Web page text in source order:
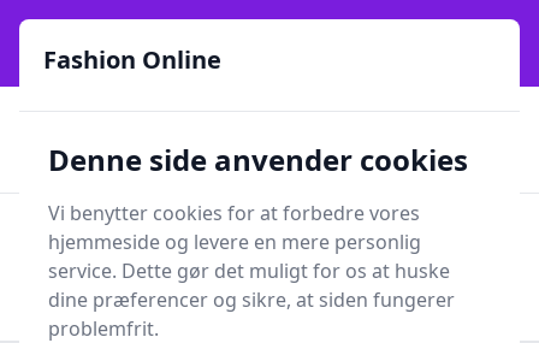
Fashion Online - Din genvej til stil, trends og smarte fund
online siden 2017
Lynhurtig levering ⭐⭐⭐⭐⭐✨981 forskellige produkttyper
Fashion Online
Søg
Fashion Online
Denne side anvender cookies
Vi benytter cookies for at forbedre vores
hjemmeside og levere en mere personlig
service. Dette gør det muligt for os at huske
dine præferencer og sikre, at siden fungerer
problemfrit.